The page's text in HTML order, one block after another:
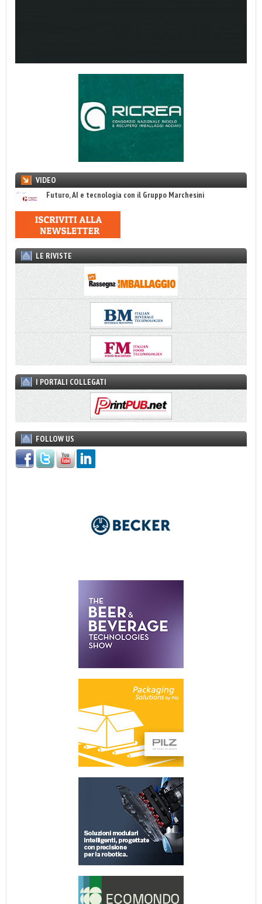
VIDEO
Futuro, AI e tecnologia con il Gruppo Marchesini
LE RIVISTE
I PORTALI COLLEGATI
FOLLOW US